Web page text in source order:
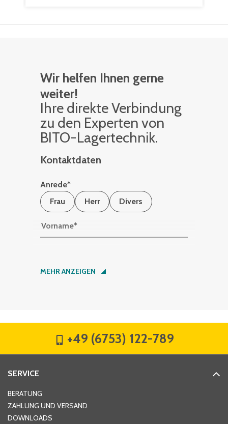
Wir helfen Ihnen gerne
weiter!
Ihre di­rek­te Ver­bin­dung
zu den Ex­per­ten von
BITO-La­ger­tech­nik.
Kontaktdaten
Anrede*
Frau
Herr Divers
Vorname*
Nachname*
Hausnummer
MEHR ANZEIGEN
+49 (6753) 122-789
SERVICE
BERATUNG
ZAHLUNG UND VERSAND
DOWNLOADS